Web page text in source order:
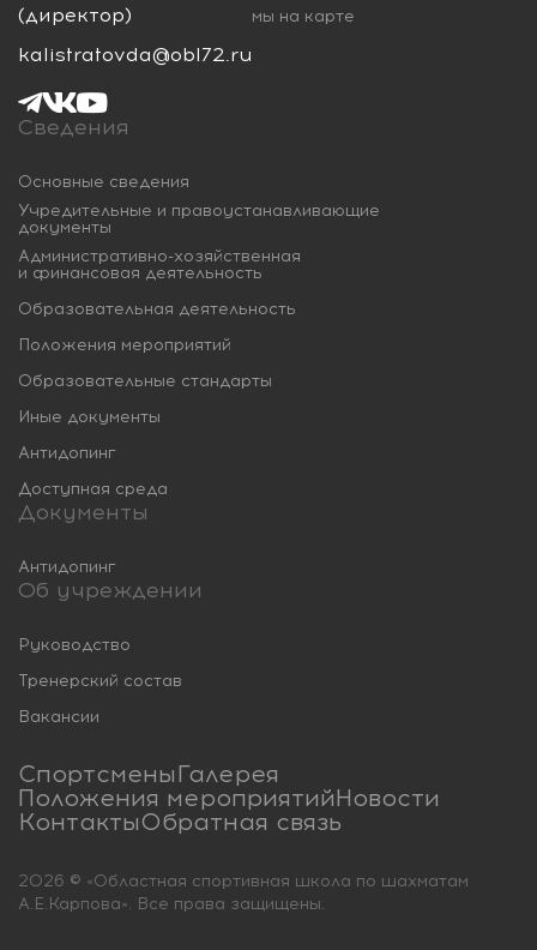
(директор)
kalistratovda@obl72.ru
мы на карте
Сведения
Основные сведения
Учредительные и правоустанавливающие
документы
Административно-хозяйственная
и финансовая деятельность
Образовательная деятельность
Положения мероприятий
Образовательные стандарты
Иные документы
Антидопинг
Доступная среда
Документы
Антидопинг
Об учреждении
Руководство
Тренерский состав
Вакансии
СпортсменыГалерея
Положения мероприятийНовости
КонтактыОбратная связь
2026 © «Областная спортивная школа по шахматам
А.Е.Карпова». Все права защищены.